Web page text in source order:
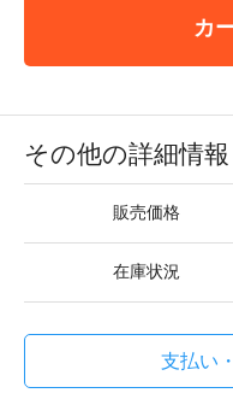
カ
その他の詳細情報
販売価格
在庫状況
支払い